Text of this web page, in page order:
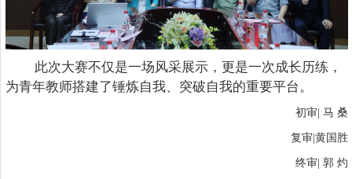
此次大赛不仅是一场风采展示，更是一次成长历练，
为青年教师搭建了锤炼自我、突破自我的重要平台。
初审| 马 桑
复审|黄国胜
终审| 郭 灼